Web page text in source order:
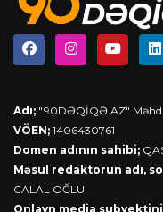
Adı; "90DƏQİQƏ.AZ"
VÖEN; 1406430761
Domen adının sahibi;
Məsul redaktorun adı,
CALAL OĞLU
Onlayn media